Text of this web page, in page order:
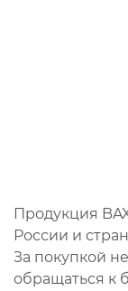
Продукция
России и
За покупкой
обращаться к